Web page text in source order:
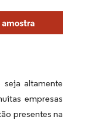
altamente
empresas
presentes na